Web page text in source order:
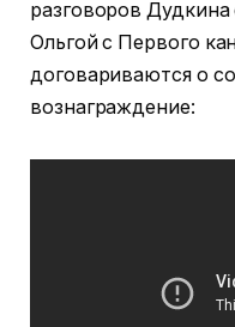
разговоров
Ольгой с Первого
договариваются о
вознаграждение: